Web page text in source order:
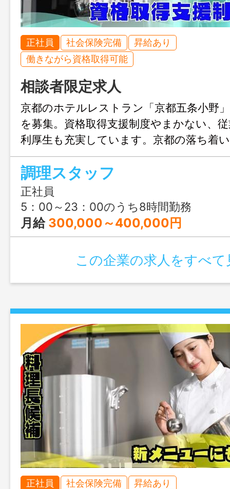
正社員 社会保険完備
昇給あり
働きながら資格取得可能
相談者限定求人
京都のホテルレストラン「京都五条小野
を募集。資格取得支援制度やまかない、
利厚生も充実しています。京都の落ち着
様へ感動を届ける料理づくりに携われる
調理スタッフ
正社員
5：00～23：00のうち8時間勤務
月給 300,000～400,000円
この企業の求人をすべて
正社員 社会保険完備
昇給あり